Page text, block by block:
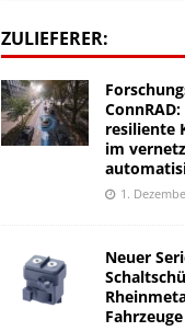
ZULIEFERER:
resiliente
im
1.
Neuer
Fahrzeuge